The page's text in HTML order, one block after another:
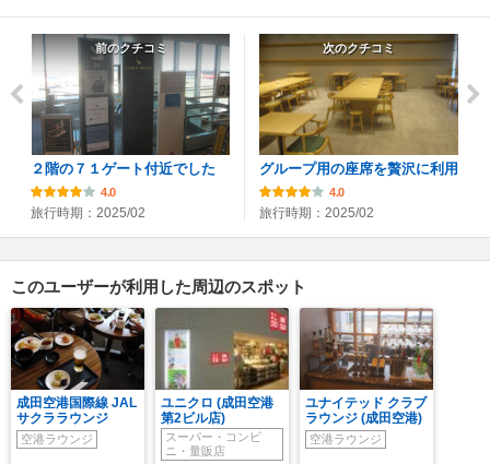
前のクチコミ
２階の７１ゲート付近でした
4.0
旅行時期：2025/02
次のクチコミ
グループ用の座席を贅沢に利用
4.0
旅行時期：2025/02
このユーザーが利用した周辺のスポット
成田空港国際線 JAL
サクララウンジ
空港ラウンジ
ユニクロ (成田空港
第2ビル店)
スーパー・コンビ
ニ・量販店
ユナイテッド クラブ
ラウンジ (成田空港)
空港ラウンジ